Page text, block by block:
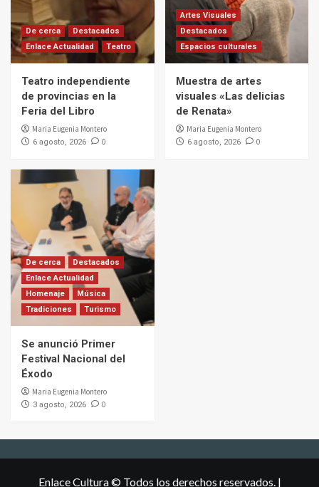
De cerca
Destacados
Enlace Actualidad
Teatro
Teatro independiente
de provincias en la
Feria del Libro
Maria Eugenia Montero
6 agosto, 2026 0
Artes Visuales
Destacados
Espacios culturales
Muestra de artes
visuales «Las delicias
de Renata»
Maria Eugenia Montero
6 agosto, 2026 0
De cerca
Destacados
Enlace Actualidad
Homenaje
Música
Tradiciones
Turismo
Se anunció Primer
Festival Nacional del
Éxodo
Maria Eugenia Montero
3 agosto, 2026 0
Enlace Cultura © Todos los derechos reservados. |